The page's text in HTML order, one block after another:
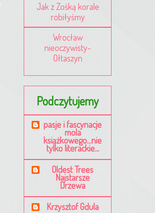
Jak z Zośką korale
robiłyśmy
Wrocław
nieoczywisty-
Ołtaszyn
Podczytujemy
pasje i fascynacje
mola
książkowego...nie
tylko literackie...
Oldest Trees
Najstarsze
Drzewa
Krzysztof Gdula